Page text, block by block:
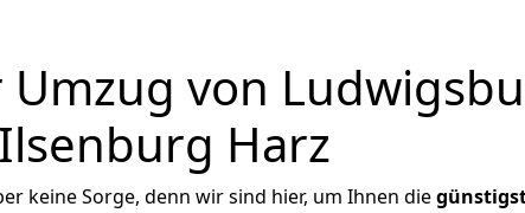
von
Ilsenburg Harz
keine Sorge, denn wir sind hier, um Ihnen die